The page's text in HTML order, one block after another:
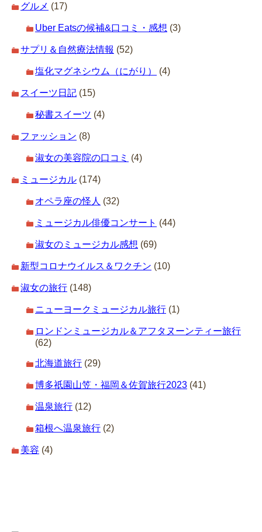
グルメ (17)
Uber Eatsの候補&口コミ・感想 (3)
サプリ＆自然療法情報 (52)
塩化マグネシウム（にがり） (4)
スイーツ日記 (15)
秘書スイーツ (4)
ファッション (8)
淑女の美容院の口コミ (4)
ミュージカル (174)
オペラ座の怪人 (32)
ミュージカル俳優コンサート (44)
淑女のミュージカル感想 (69)
新型コロナウイルス＆ワクチン (10)
淑女の旅行 (148)
ニューヨークミュージカル旅行 (1)
ロンドンミュージカル＆アフタヌーンティー旅行
(62)
北海道旅行 (29)
博多祇園山笠・福岡＆佐賀旅行2023 (41)
温泉旅行 (12)
箱根へ温泉旅行 (2)
美容 (4)